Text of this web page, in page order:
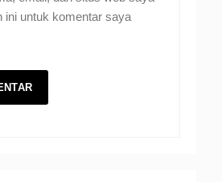
ini untuk komentar saya